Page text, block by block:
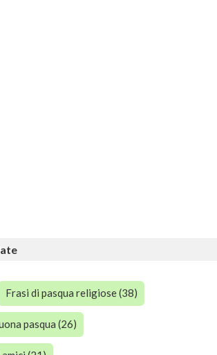
Frasi di pasqua religiose (38)
pasqua (26)